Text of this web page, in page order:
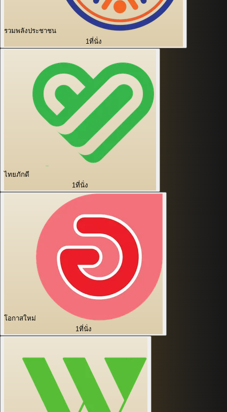
รวมพลังประชาชน
1ที่นั่ง
ไทยภักดี
1ที่นั่ง
โอกาสใหม่
1ที่นั่ง